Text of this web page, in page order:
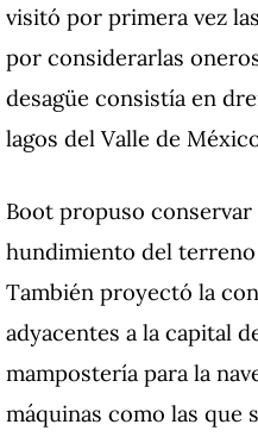
visitó por primera vez
por considerarlas
desagüe consistía en
lagos del Valle de
Boot propuso
hundimiento del terreno
También proyectó la
adyacentes a la capital
mampostería para la
máquinas como las que